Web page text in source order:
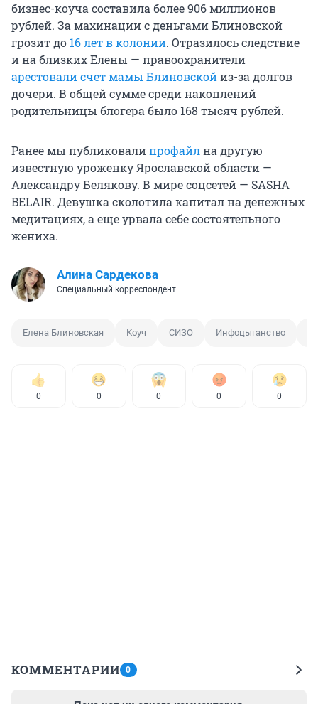
бизнес-коуча составила более 906 миллионов
рублей. За махинации с деньгами Блиновской
грозит до 16 лет в колонии. Отразилось следствие
и на близких Елены — правоохранители
арестовали счет мамы Блиновскойиз-за долгов
дочери. В общей сумме среди накоплений
родительницы блогера было 168 тысяч рублей.
Ранее мы публиковалипрофайлна другую
известную уроженку Ярославской области —
Александру Белякову. В мире соцсетей — SASHA
BELAIR. Девушка сколотила капитал на денежных
медитациях, а еще урвала себе состоятельного
жениха.
Алина Сардекова
Специальный корреспондент
Елена Блиновская Коуч СИЗО Инфоцыганство
0 0 0 0 0
КОММЕНТАРИИ 0